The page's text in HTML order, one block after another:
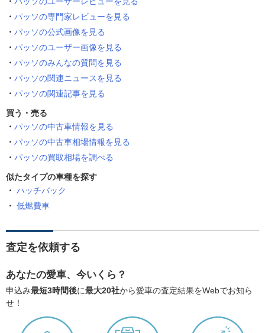
パッソの専門家レビューを見る
パッソの公式画像を見る
パッソのユーザー画像を見る
パッソのみんなの質問を見る
パッソの関連ニュースを見る
パッソの関連記事を見る
買う・売る
パッソの中古車情報を見る
パッソの中古車相場情報を見る
パッソの買取相場を調べる
似たタイプの車種を探す
ハッチバック
低燃費車
査定を依頼する
あなたの愛車、今いくら？
申込み最短3時間後に最大20社から愛車の査定結果をWebでお知ら
せ！